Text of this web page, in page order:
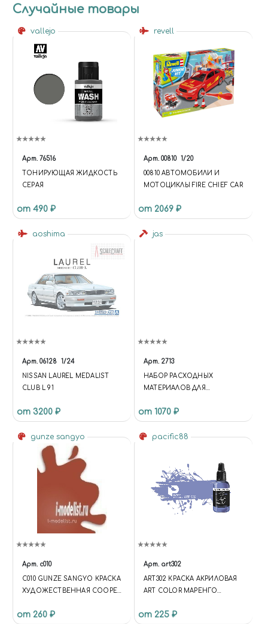
Случайные товары
vallejo
Арт. 76516
ТОНИРУЮЩАЯ ЖИДКОСТЬ
СЕРАЯ
от 490 ₽
revell
Арт. 00810 1/20
00810 АВТОМОБИЛИ И
МОТОЦИКЛЫ FIRE CHIEF CAR
от 2069 ₽
aoshima
Арт. 06128 1/24
NISSAN LAUREL MEDALIST
CLUB L 91
от 3200 ₽
jas
Арт. 2713
НАБОР РАСХОДНЫХ
МАТЕРИАЛОВ ДЛЯ
ПРЕДМЕТОВ, JAS 2713
от 1070 ₽
gunze sangyo
Арт. c010
C010 GUNZE SANGYO КРАСКА
ХУДОЖЕСТВЕННАЯ COOPER
от 260 ₽
pacific88
Арт. art302
ART302 КРАСКА АКРИЛОВАЯ
ART COLOR МАРЕНГО
от 225 ₽